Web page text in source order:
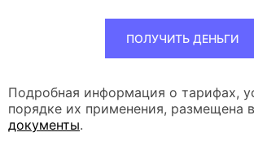
ПОЛУЧИТЬ ДЕНЬГИ
Подробная информация о тарифах,
порядке их применения, размещена
документы.